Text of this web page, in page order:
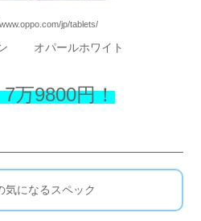
jp/tablets/
ン オパールホワイト
9800円！
気になるスペック